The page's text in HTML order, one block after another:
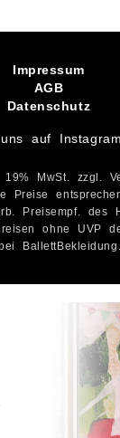
Impressum
AGB
Datenschutz
auf Instagram
MwSt. zzgl.
Preise
Preisempf. des
ohne UVP